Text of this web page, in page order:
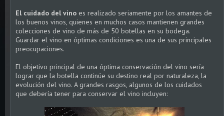
El cuidado del vino es realizado seriamente por los amantes de
los buenos vinos, quienes en muchos casos mantienen grandes
colecciones de vino de más de 50 botellas en su bodega.
Guardar el vino en óptimas condiciones es una de sus principales
preocupaciones.
El objetivo principal de una óptima conservación del vino sería
lograr que la botella continúe su destino real por naturaleza, la
evolución del vino. A grandes rasgos, algunos de los cuidados
que debería tener para conservar el vino incluyen: